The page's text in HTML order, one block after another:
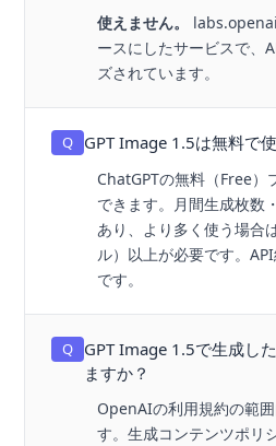
使えません。
ースにしたサービスで、
ズされています。
Q GPT Image 1.5は無料で
ChatGPTの無料（Free）
できます。月間生成枚数
あり、より多く使う場合
ル）以上が必要です。
です。
Q
GPT Image 1.5で生成し
ますか？
OpenAIの利用規約の範
す。生成コンテンツポリ